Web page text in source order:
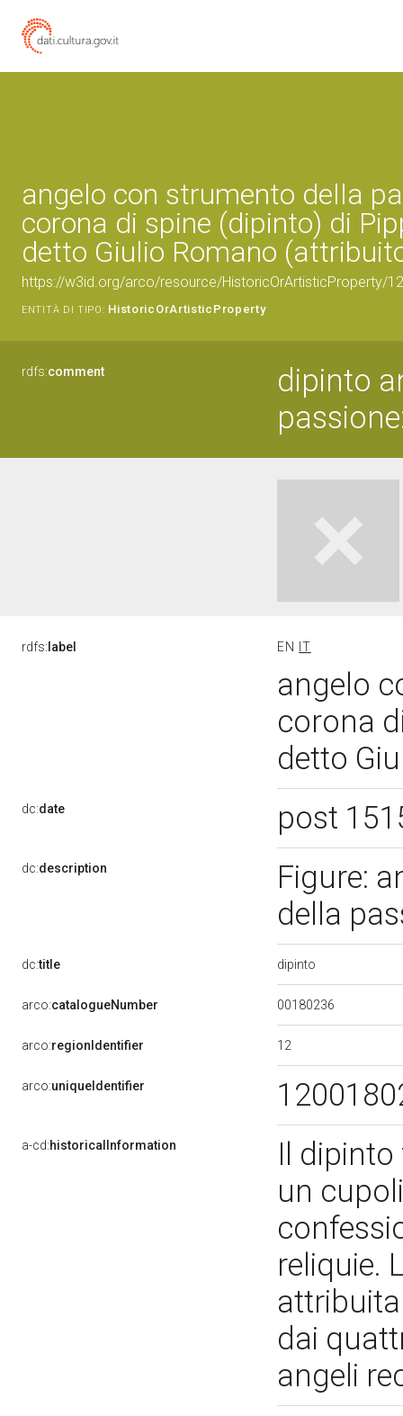
angelo con strumento della
corona di spine (dipinto) di
detto Giulio Romano
https://w3id.org/arco/resource/HistoricOrArtisticProperty/
ENTITÀ DI TIPO: HistoricOrArtisticProperty
rdfs:comment
dipinto
rdfs: label EN IT
angelo
corona
detto
dc:date post
dc:description
Figure:
della
dc:title dipinto
arco:catalogueNumber 00180236
arco:regionIdentifier 12
arco:uniqueIdentifier
a-cd:historicalInformation
Il dipinto
un
reliquie.
dai
angeli